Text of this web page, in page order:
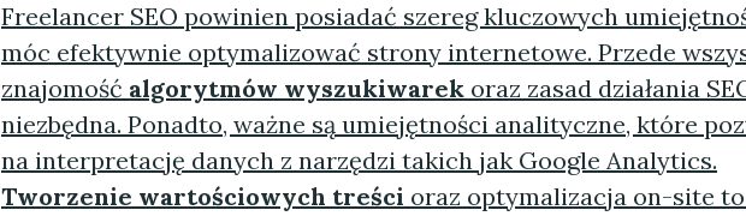
Freelancer SEO powinien posiadać szereg kluczowych
móc efektywnie optymalizować strony internetowe. Przede
znajomość algorytmów wyszukiwarek oraz zasad działania
niezbędna. Ponadto, ważne są umiejętności analityczne, które
na interpretację danych z narzędzi takich jak Google Analytics.
Tworzenie wartościowych treści oraz optymalizacja on-site